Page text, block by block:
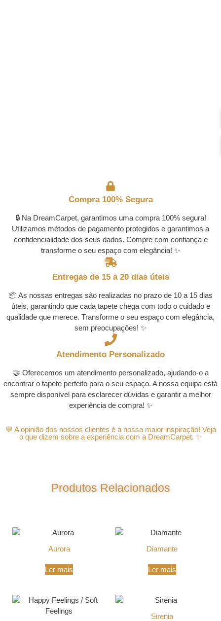
Compra 100% Segura
🔒 Na DreamCarpet, garantimos uma compra 100% segura!
Utilizamos métodos de pagamento protegidos e garantimos a
confidencialidade dos seus dados. Compre com confiança e
transforme o seu espaço com elegância! ✨
Entregas de 15 a 20 dias úteis
📦 As nossas entregas são realizadas no prazo de 10 a 15 dias
úteis, garantindo que cada tapete chega com todo o cuidado e
qualidade que merece. Transforme o seu espaço com elegância,
sem preocupações! ✨
Atendimento Personalizado
🤝 Oferecemos um atendimento personalizado, ajudando-o a
encontrar o tapete perfeito para o seu espaço. A nossa equipa está
sempre disponível para esclarecer dúvidas e garantir a melhor
experiência de compra! ✨
💬 A opinião dos nossos clientes é a nossa maior inspiração! Veja
o que dizem sobre a experiência com a DreamCarpet. ✨
Produtos Relacionados
Aurora
Ler mais
Diamante
Ler mais
Sirenia